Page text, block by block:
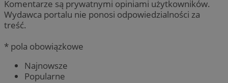
Komentarze są prywatnymi opiniami użytkowników.
Wydawca portalu nie ponosi odpowiedzialności za
treść.
* pola obowiązkowe
Najnowsze
Popularne